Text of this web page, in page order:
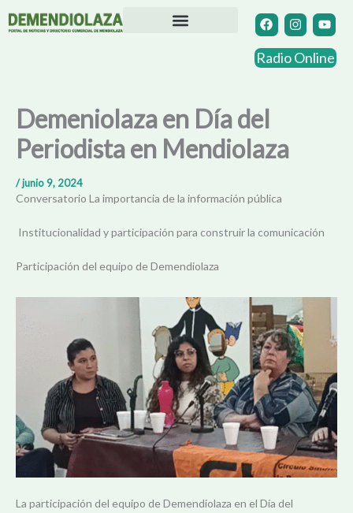
F
a
c
e
b
I
n
s
t
a
Y
o
u
t
u
Radio Online
Demeniolaza en Día del
Periodista en Mendiolaza
/junio 9, 2024
Conversatorio La importancia de la información pública
Institucionalidad y participación para construir la comunicación
Participación del equipo de Demendiolaza
La participación del equipo de Demendiolaza en el Día del